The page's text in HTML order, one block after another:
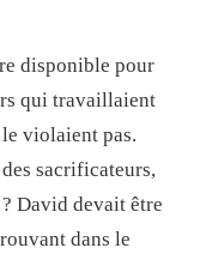
disponible pour
qui travaillaient
violaient pas.
sacrificateurs,
David devait être
dans le